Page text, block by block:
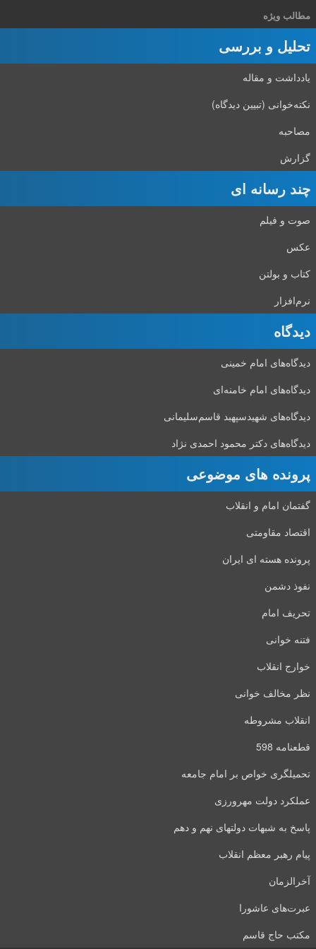
مطالب ویژه
تحلیل و بررسی
یادداشت و مقاله
نکته‌خوانی (تبیین دیدگاه)
مصاحبه
گزارش
چند رسانه ای
صوت و فیلم
عکس
کتاب و بولتن
نرم‌افزار
دیدگاه‌
دیدگاه‌های امام خمینی
دیدگاه‌های امام خامنه‌ای
دیدگاه‌های شهید‌سپهبد قاسم‌سلیمانی
دیدگاه‌های دکتر محمود احمدی نژاد
پرونده های موضوعی
گفتمان امام و انقلاب
اقتصاد مقاومتی
پرونده هسته ای ایران
نفوذ دشمن
تحریف امام
فتنه خوانی
خوارج انقلاب
نظر مخالف خوانی
انقلاب مشروطه
قطعنامه 598
تحمیلگری خواص بر امام جامعه
عملکرد دولت مهرورزی
پاسخ به شبهات دولتهای نهم و دهم
پیام رهبر معظم انقلاب
آخرالزمان
عبرت‌های عاشورا
مکتب حاج قاسم